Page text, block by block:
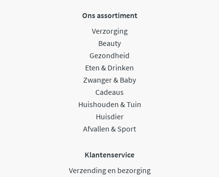
Ons assortiment
Verzorging
Beauty
Gezondheid
Eten & Drinken
Zwanger & Baby
Cadeaus
Huishouden & Tuin
Huisdier
Afvallen & Sport
Klantenservice
Verzending en bezorging